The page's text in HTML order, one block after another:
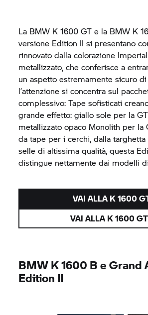
La BMW K 1600 GT e la BMW K
versione Edition II si presentano
rinnovato dalla colorazione
metallizzato, che conferisce a
un aspetto estremamente sicuro di
l’attenzione si concentra sul
complessivo: Tape sofisticati
grande effetto: giallo sole per la
metallizzato opaco Monolith per la
da tape per i cerchi, dalla
selle di altissima qualità, questa
distingue nettamente dai modelli
VAI ALLA K 1600
VAI ALLA K 1600
BMWK 1600 Be Grand
Edition II